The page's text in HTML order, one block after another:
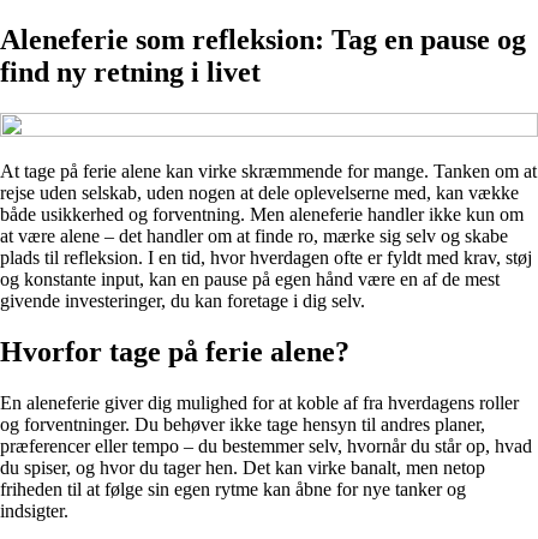
Aleneferie som refleksion: Tag en pause og
find ny retning i livet
At tage på ferie alene kan virke skræmmende for mange. Tanken om at
rejse uden selskab, uden nogen at dele oplevelserne med, kan vække
både usikkerhed og forventning. Men aleneferie handler ikke kun om
at være alene – det handler om at finde ro, mærke sig selv og skabe
plads til refleksion. I en tid, hvor hverdagen ofte er fyldt med krav, støj
og konstante input, kan en pause på egen hånd være en af de mest
givende investeringer, du kan foretage i dig selv.
Hvorfor tage på ferie alene?
En aleneferie giver dig mulighed for at koble af fra hverdagens roller
og forventninger. Du behøver ikke tage hensyn til andres planer,
præferencer eller tempo – du bestemmer selv, hvornår du står op, hvad
du spiser, og hvor du tager hen. Det kan virke banalt, men netop
friheden til at følge sin egen rytme kan åbne for nye tanker og
indsigter.